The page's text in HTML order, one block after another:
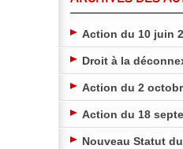
Action du 10 juin
Droit à la
Action du 2
Action du 18
Nouveau Statut